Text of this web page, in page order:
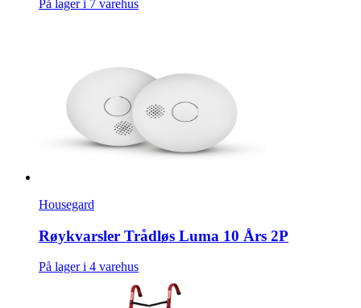
På lager i 7 varehus
Housegard
Røykvarsler Trådløs Luma 10 Års 2P
På lager i 4 varehus